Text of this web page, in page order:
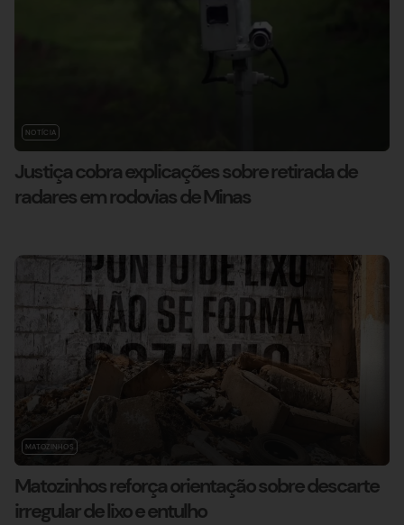
NOTÍCIA
Justiça cobra explicações sobre retirada de
radares em rodovias de Minas
MATOZINHOS
Matozinhos reforça orientação sobre descarte
irregular de lixo e entulho